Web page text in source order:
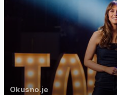
Okusno.je